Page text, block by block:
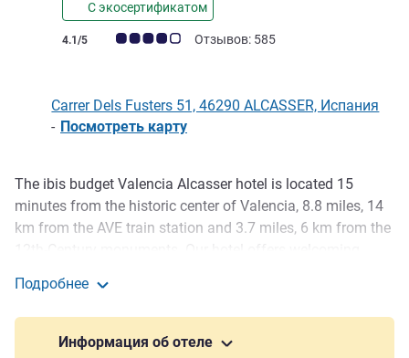
С экосертификатом
Примечание: отзывы клиентов (Рейтинг ALL)
4.1/5 Отзывов: 585
Carrer Dels Fusters 51, 46290 ALCASSER, Испания
- Посмотреть карту
Описание
The ibis budget Valencia Alcasser hotel is located 15
minutes from the historic center of Valencia, 8.8 miles, 14
km from the AVE train station and 3.7 miles, 6 km from the
park, WIFI, 24-hour reception and business service. 25
minutes from the MotoGP Circuit and less than 20 minutes
from the nearest beach, El Saler, Albufera Natural Park and
Подробнее
Информация об отеле